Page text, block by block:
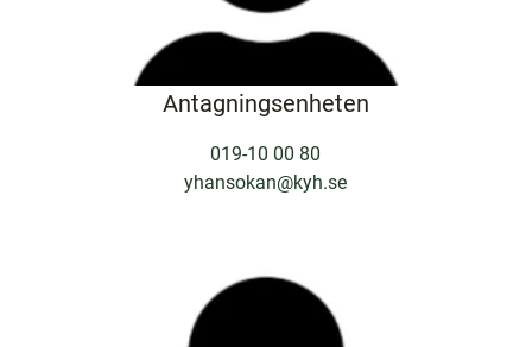
Antagningsenheten
019-10 00 80
yhansokan@kyh.se